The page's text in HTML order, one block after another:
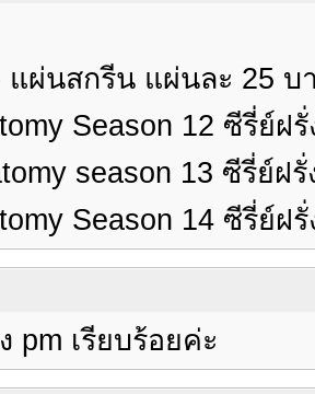
แผ่นสกรีน แผ่นละ 25
Season 12 ซีรี่ย์ฝ
season 13 ซีรี่ย์ฝ
Season 14 ซีรี่ย์ฝ
pm เรียบร้อยค่ะ